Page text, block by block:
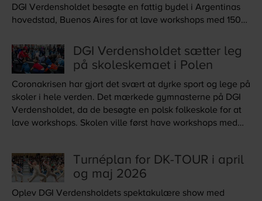
DGI Verdensholdet besøgte en fattig bydel i Argentinas
hovedstad, Buenos Aires for at lave workshops med 150
oplevelse for både børn og gymnaster.
DGI Verdensholdet sætter leg
på skoleskemaet i Polen
Coronakrisen har gjort det svært at dyrke sport og lege på
skoler i hele verden. Det mærkede gymnasterne på DGI
Verdensholdet, da de besøgte en polsk folkeskole for at
lave workshops. Skolen ville først have workshops med
på.
Turnéplan for DK-TOUR i april
og maj 2026
Oplev DGI Verdensholdets spektakulære show med